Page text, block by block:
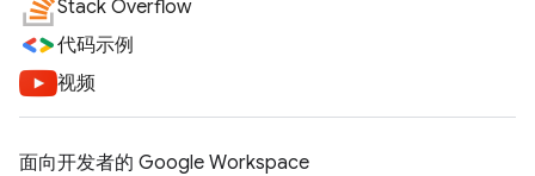
Stack Overflow
代码示例
视频
面向开发者的 Google Workspace